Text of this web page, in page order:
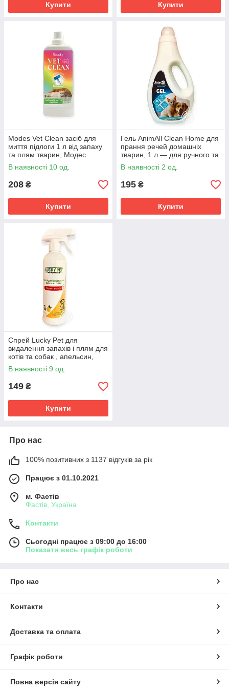
Купити Купити
Modes Vet Clean засіб для
миття підлоги 1 л від запаху
та плям тварин, Модес
універсальна рідина
В наявності 10 од.
208 ₴
Купити
Гель AnimAll Clean Home для
прання речей домашніх
тварин, 1 л — для ручного та
автоматичного прання
В наявності 2 од.
195 ₴
Купити
Спрей Lucky Pet для
видалення запахів і плям для
котів та собак , апельсин,
посилена формула, 500 мл
В наявності 9 од.
149 ₴
Купити
Про нас
100% позитивних з 1137 відгуків за рік
Працює з 01.10.2021
м. Фастів
Фастів, Україна
Контакти
Сьогодні працює з 09:00 до 16:00
Показати весь графік роботи
Про нас
Контакти
Доставка та оплата
Графік роботи
Повна версія сайту